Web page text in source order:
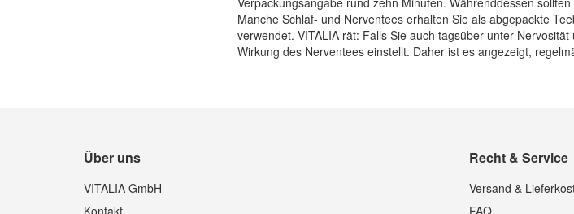
Manche Schlaf- und Nerventees erhalten Sie als abgepackte
verwendet. VITALIA rät: Falls Sie auch tagsüber unter
Wirkung des Nerventees einstellt. Daher ist es angezeigt,
Über uns
VITALIA GmbH
Recht & Service
Versand &